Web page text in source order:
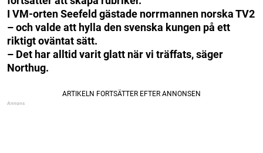
I VM-orten Seefeld gästade norrmannen norska TV2
– och valde att hylla den svenska kungen på ett
riktigt oväntat sätt.
– Det har alltid varit glatt när vi träffats, säger
Northug.